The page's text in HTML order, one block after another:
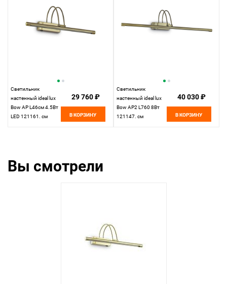
Светильник
настенный ideal lux
Bow AP L46см 4.5Вт
LED 121161. см
29 760 ₽
В КОРЗИНУ
Светильник
настенный ideal lux
Bow AP2 L760 8Вт
121147. см
40 030 ₽
В КОРЗИНУ
Вы смотрели